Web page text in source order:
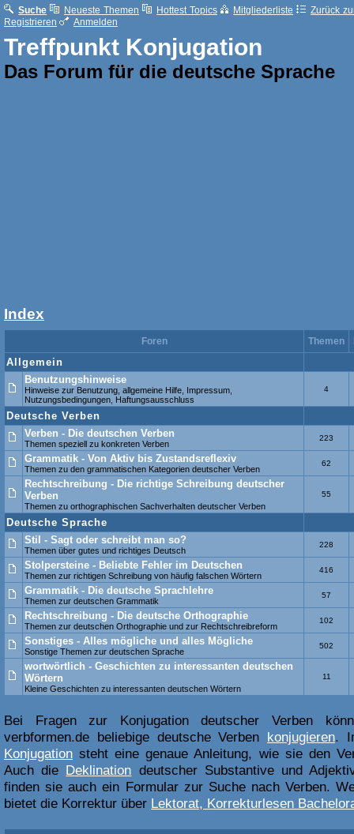
Suche Neueste Themen Hottest Topics Mitgliederliste
Zurück
Registrieren
Anmelden
Treffpunkt Konjugation
Das Forum für die deutsche Sprache
Index
Foren Themen
Allgemein
Benutzungshinweise
Hinweise zur Benutzung, allgemeine Hilfe, Impressum,
Nutzungsbedingungen, Haftungsausschluss
4
Deutsche Verben
Verben - Die deutschen Verben
Themen speziell zu konkreten Verben
223
Grammatik - Von Aktiv bis Zustandsreflexiv
Themen zu den grammatischen Kategorien deutscher Verben
62
Rechtschreibung - Die richtige Schreibung deutscher
Verben
Themen zu orthographischen Sachverhalten deutscher Verben
55
Deutsche Sprache
Stil - Sagt oder schreibt man so?
Themen über gutes und richtiges Deutsch
228
Stolpersteine - Beliebte Fehler im Deutschen
Themen zur richtigen Schreibung von häufig falschen Wörtern
416
Grammatik - Die deutsche Sprachlehre
Themen zur deutschen Grammatik
57
Rechtschreibung - Die deutsche Orthographie
Themen zur deutschen Orthographie und zur Rechtschreibreform
102
Sonstiges - Alles mögliche und alles Mögliche
Sonstige Themen zur deutschen Sprache
502
wortwörtlich - Geschichten zu interessanten deutschen
Wörtern
Kleine Geschichten zu interessanten deutschen Wörtern
11
Bei Fragen zur Konjugation deutscher Verben
verbformen.de beliebige deutsche Verben konjugieren.
Konjugation steht eine genaue Anleitung, wie sie den
Auch die Deklination deutscher Substantive und
finden sie auch ein Formular zur Suche nach Verben.
bietet die Korrektur über Lektorat, Korrekturlesen